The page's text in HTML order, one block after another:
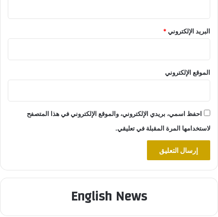
البريد الإلكتروني*
الموقع الإلكتروني
احفظ اسمي، بريدي الإلكتروني، والموقع الإلكتروني في هذا المتصفح
لاستخدامها المرة المقبلة في تعليقي.
English News